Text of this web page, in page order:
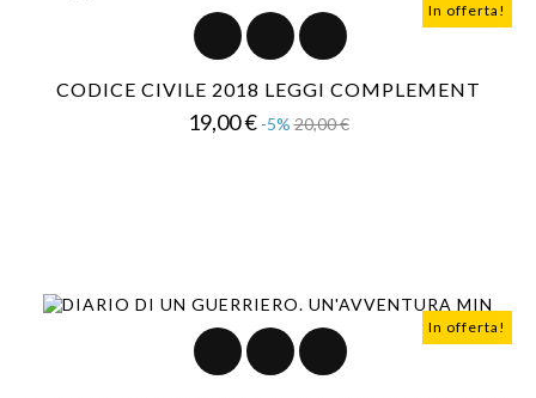
In offerta!
CODICE CIVILE 2018 LEGGI COMPLEMENT
19,00 € Prezzo
-5% 20,00 €Prezzo
In offerta!